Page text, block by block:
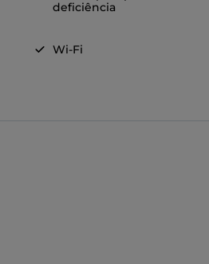
deficiência
Wi-Fi